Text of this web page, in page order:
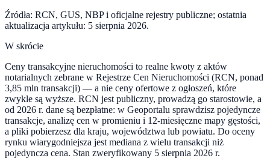
Źródła: RCN, GUS, NBP i oficjalne rejestry publiczne; ostatnia
aktualizacja artykułu: 5 sierpnia 2026.
W skrócie
Ceny transakcyjne nieruchomości to realne kwoty z aktów
notarialnych zebrane w Rejestrze Cen Nieruchomości (RCN, ponad
3,85 mln transakcji) — a nie ceny ofertowe z ogłoszeń, które
zwykle są wyższe. RCN jest publiczny, prowadzą go starostowie, a
od 2026 r. dane są bezpłatne: w Geoportalu sprawdzisz pojedyncze
transakcje, analizę cen w promieniu i 12-miesięczne mapy gęstości,
a pliki pobierzesz dla kraju, województwa lub powiatu. Do oceny
rynku wiarygodniejsza jest mediana z wielu transakcji niż
pojedyncza cena. Stan zweryfikowany 5 sierpnia 2026 r.